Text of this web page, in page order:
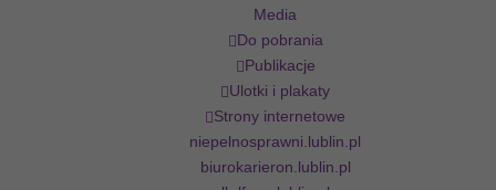
Media
Do pobrania
Publikacje
Ulotki i plakaty
Strony internetowe
niepelnosprawni.lublin.pl
biurokarieron.lublin.pl